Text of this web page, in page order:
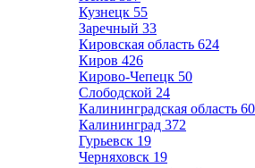
Кузнецк 55
Заречный 33
Кировская область 624
Киров 426
Кирово-Чепецк 50
Слободской 24
Калининградская область
Калининград 372
Гурьевск 19
Черняховск 19